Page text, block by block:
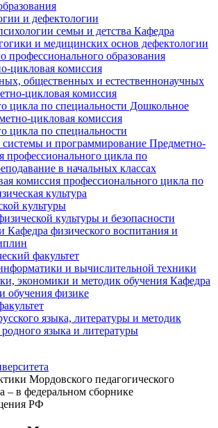
и дефектологии
семьи и детства Кафедра
и медицинских основ дефектологии
профессионального образования
цикловая комиссия
общественных и естественнонаучных
цикловая комиссия
цикла по специальности Дошкольное
цикловая комиссия
цикла по специальности
и программирование Предметно-
профессионального цикла по
в начальных классах
комиссия профессионального цикла по
культура
культуры
культуры и безопасности
Кафедра физического воспитания и
факультет
и вычислительной техники
экономики и методик обучения Кафедра
обучения физике
языка, литературы и методик
языка и литературы
Мордовского педагогического
– в федеральном сборнике
РФ